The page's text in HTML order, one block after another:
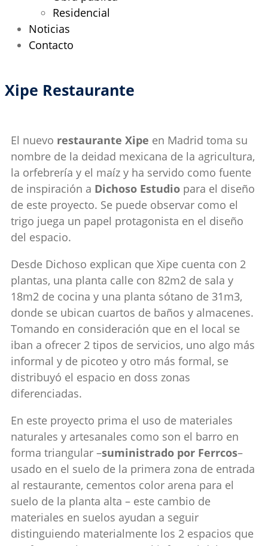
Residencial
Noticias
Contacto
Xipe Restaurante
El nuevo restaurante Xipe en Madrid toma su
nombre de la deidad mexicana de la agricultura,
la orfebrería y el maíz y ha servido como fuente
de inspiración a Dichoso Estudio para el diseño
de este proyecto. Se puede observar como el
trigo juega un papel protagonista en el diseño
del espacio.
Desde Dichoso explican que Xipe cuenta con 2
plantas, una planta calle con 82m2 de sala y
18m2 de cocina y una planta sótano de 31m3,
donde se ubican cuartos de baños y almacenes.
Tomando en consideración que en el local se
iban a ofrecer 2 tipos de servicios, uno algo más
informal y de picoteo y otro más formal, se
distribuyó el espacio en doss zonas
diferenciadas.
En este proyecto prima el uso de materiales
naturales y artesanales como son el barro en
forma triangular –suministrado por Ferrcos–
usado en el suelo de la primera zona de entrada
al restaurante, cementos color arena para el
suelo de la planta alta – este cambio de
materiales en suelos ayudan a seguir
distinguiendo materialmente los 2 espacios que